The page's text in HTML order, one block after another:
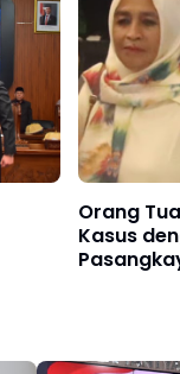
Orang
Kasus